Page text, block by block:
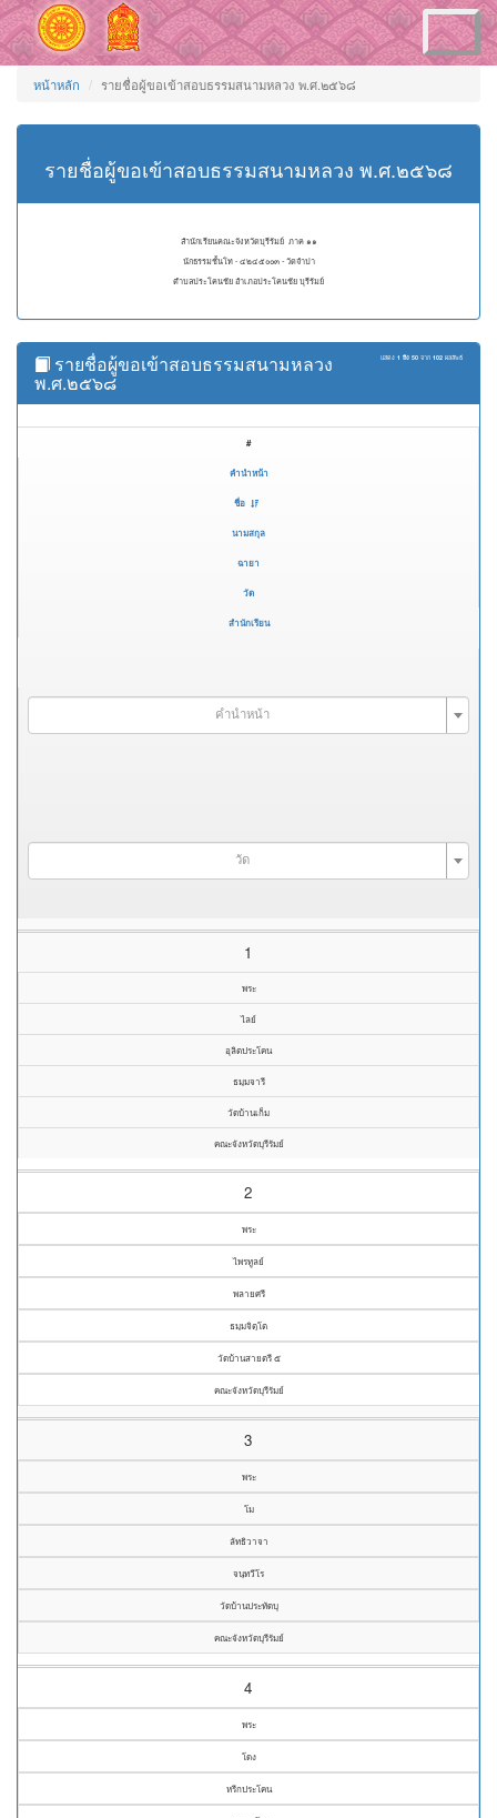
Toggle
navigation
หน้าหลัก รายชื่อผู้ขอเข้าสอบธรรมสนามหลวง พ.ศ.๒๕๖๘
รายชื่อผู้ขอเข้าสอบธรรมสนามหลวง พ.ศ.๒๕๖๘
สำนักเรียนคณะจังหวัดบุรีรัมย์ ภาค ๑๑
นักธรรมชั้นโท - ๔๒๔๕๐๐๓ - วัดจำปา
ตำบลประโคนชัย อำเภอประโคนชัย บุรีรัมย์
แสดง 1 ถึง 50 จาก 102 ผลลัพธ์
รายชื่อผู้ขอเข้าสอบธรรมสนามหลวง
พ.ศ.๒๕๖๘
#
คำนำหน้า
ชื่อ
นามสกุล
ฉายา
วัด
สำนักเรียน
คำนำหน้า
วัด
1
พระ
ไลย์
อุลิตประโคน
ธมฺมจารี
วัดบ้านเก็ม
คณะจังหวัดบุรีรัมย์
2
พระ
ไพรทูลย์
พลายศรี
ธมฺมจิตฺโต
วัดบ้านสายตรี ๕
คณะจังหวัดบุรีรัมย์
3
พระ
โม
ลัทธิวาจา
จนฺทวีโร
วัดบ้านประทัดบุ
คณะจังหวัดบุรีรัมย์
4
พระ
โดง
หรีกประโคน